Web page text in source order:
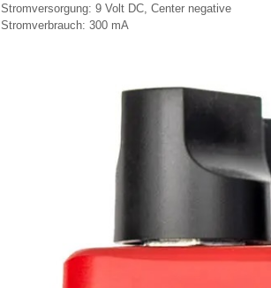
Stromversorgung: 9 Volt DC, Center negative
Stromverbrauch: 300 mA